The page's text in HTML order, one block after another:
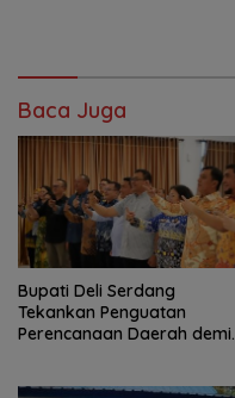
Baca Juga
Bupati Deli Serdang
Tekankan Penguatan
Perencanaan Daerah demi